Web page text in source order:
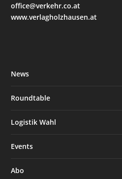
office@verkehr.co.at
www.verlagholzhausen.at
News
Roundtable
Logistik Wahl
Events
Abo